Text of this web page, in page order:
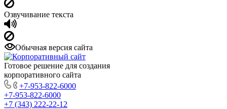
Озвучивание текста
Обычная версия сайта
Готовое решение для создания
корпоративного сайта
+7-953-822-6000
+7-953-822-6000
+7 (343) 222-22-12